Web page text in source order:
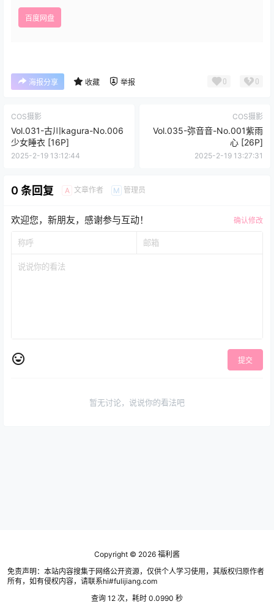
百度网盘
海报分享 收藏 举报 0 0
COS摄影
Vol.031-古川kagura-No.006
少女睡衣 [16P]
2025-2-19 13:12:44
COS摄影
Vol.035-弥音音-No.001紫雨
心 [26P]
2025-2-19 13:27:31
0 条回复 A 文章作者 M 管理员
欢迎您，新朋友，感谢参与互动！ 确认修改
提交
暂无讨论，说说你的看法吧
Copyright © 2026 福利酱
免责声明：本站内容搜集于网络公开资源，仅供个人学习使用，其版权归原作者
所有，如有侵权内容，请联系hi#fulijiang.com
查询 12 次，耗时 0.0990 秒